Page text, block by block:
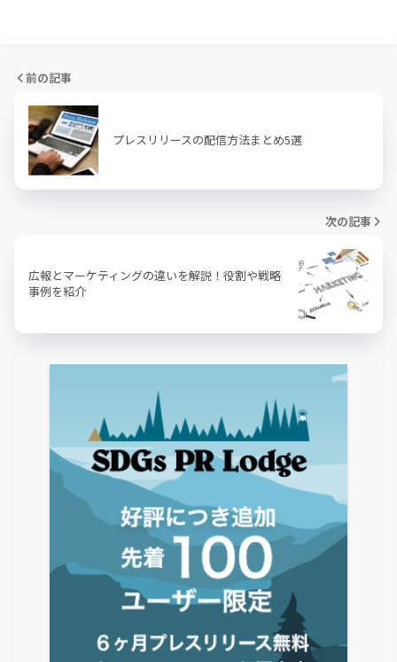
前の記事
プレスリリースの配信方法まとめ5選
次の記事
広報とマーケティングの違いを解説！役割や戦略
事例を紹介